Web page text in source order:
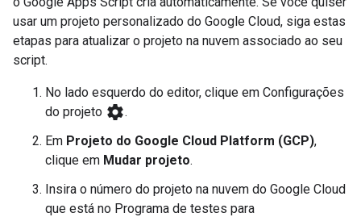
usar um projeto personalizado do Google Cloud, siga estas
etapas para atualizar o projeto na nuvem associado ao seu
script.
No lado esquerdo do editor, clique em Configurações
do projeto settings.
Em Projeto do Google Cloud Platform (GCP),
clique em Mudar projeto.
Insira o número do projeto na nuvem do Google Cloud
que está no Programa de testes para